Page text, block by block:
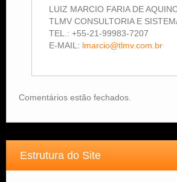
LUIZ MARCIO FARIA DE
TLMV CONSULTORIA E
TEL.: +55-21-99983-7207
E-MAIL: lmarcio@tlmv.com.br
Comentários estão fechados.
Estrutura do Site